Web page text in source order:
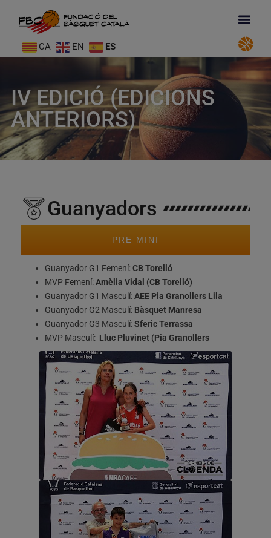
CA EN ES
IV EDICIÓ (EDICIONS
ANTERIORS)
Guanyadors
PRE MINI
Guanyador G1 Femení:CB Torelló
MVP Femení:Amèlia Vidal (CB Torelló)
Guanyador G1 Masculí:AEE Pia Granollers Lila
Guanyador G2 Masculí: Bàsquet Manresa
Guanyador G3 Masculí:Sferic Terrassa
MVP Masculí: Lluc Pluvinet (Pia Granollers